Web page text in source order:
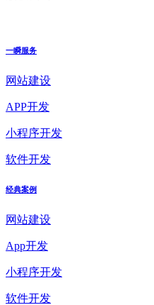
一瞬服务
网站建设
APP开发
小程序开发
软件开发
经典案例
网站建设
App开发
小程序开发
软件开发